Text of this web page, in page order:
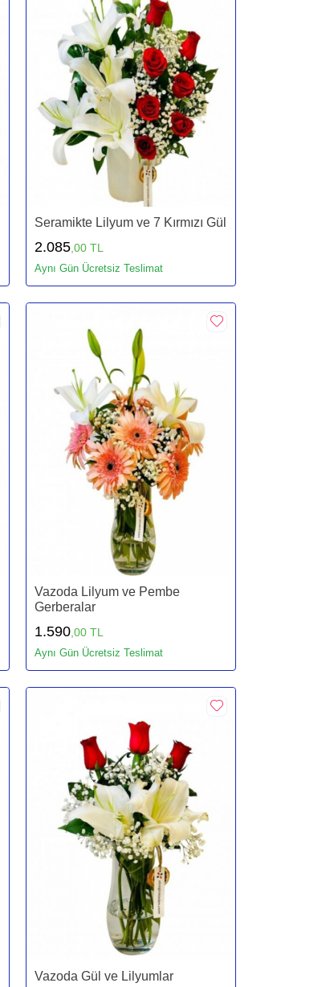
Seramikte Lilyum ve 7 Kırmızı Gül
2.085,00 TL
Aynı Gün Ücretsiz Teslimat
Vazoda Lilyum ve Pembe
Gerberalar
1.590,00 TL
Aynı Gün Ücretsiz Teslimat
Vazoda Gül ve Lilyumlar